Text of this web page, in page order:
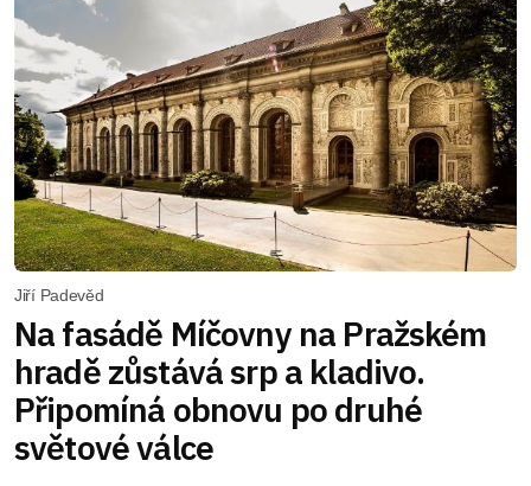
Jiří Padevěd
Na fasádě Míčovny na Pražském
hradě zůstává srp a kladivo.
Připomíná obnovu po druhé
světové válce